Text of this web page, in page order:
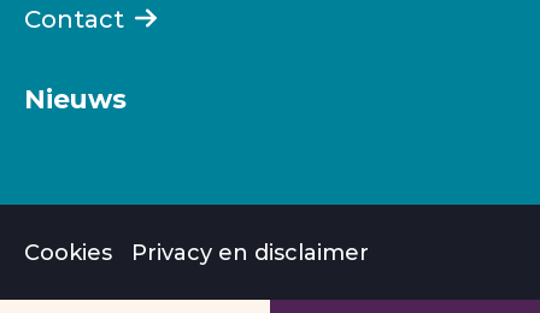
Contact
Nieuws
Cookies Privacy en disclaimer